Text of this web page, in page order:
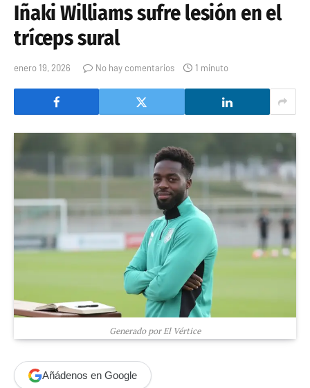
Iñaki Williams sufre lesión en el
tríceps sural
enero 19, 2026 No hay comentarios 1 minuto
Generado por El Vértice
Añádenos en Google